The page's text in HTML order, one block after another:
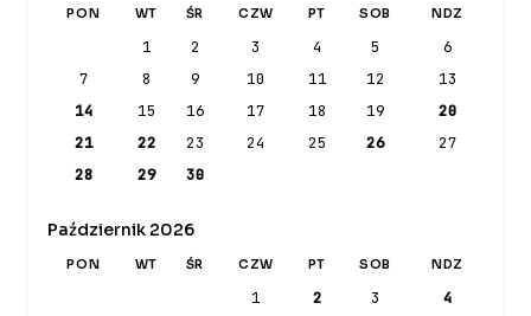
PON WT ŚR CZW PT SOB NDZ
1 2 3 4 5
6
7
8 9 10 11 12
13
14
15 16 17 18 19
20
21
22 23 24 25 26
27
28
29 30
Październik 2026
PON WT ŚR CZW PT SOB NDZ
1 2 3
4